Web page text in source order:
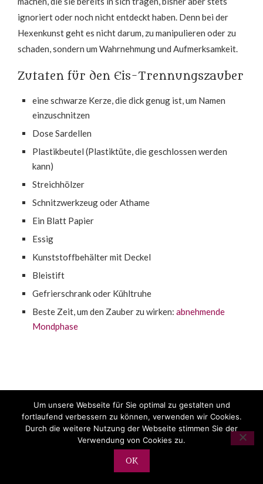
ignoriert oder noch nicht entdeckt haben. Denn bei der
Hexenkunst geht es nicht darum, zu manipulieren oder zu
schaden, sondern um Wahrnehmung und Aufmerksamkeit.
Zutaten für den Eis-Trennungszauber
eine schwarze Kerze, die dick genug ist, um Namen
einzuschnitzen
Dose Sardellen
Plastikbeutel (Plastiktüte, die geschlossen werden
kann)
Streichhölzer
Schnitzwerkzeug oder Athame
Ein Blatt Papier
Essig
Kunststoffbehälter mit Deckel
Bleistift
Gefrierschrank oder Kühltruhe
Beste Zeit, um den Zauber zu wirken: abnehmende
Mondphase
Um unsere Webseite für Sie optimal zu gestalten und
fortlaufend verbessern zu können, verwenden wir Cookies.
Durch die weitere Nutzung der Webseite stimmen Sie der
Verwendung von Cookies zu.
OK